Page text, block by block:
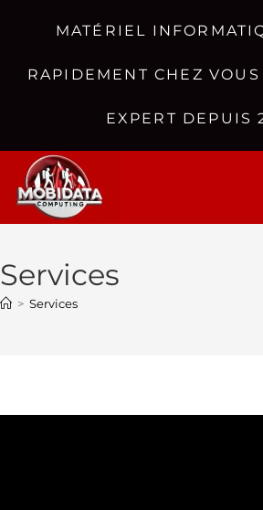
MATÉRIEL
RAPIDEMENT CHEZ
EXPERT DEPUIS
Services
> Services